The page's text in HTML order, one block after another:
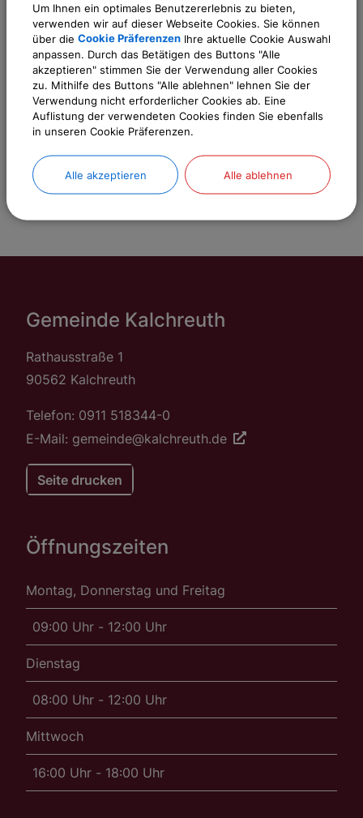
GüntherFink
Tel.: 0911 518344-22
E-Mail:guenther.fink@kalchreuth.de
Sachgebiete
Gemeinde Kalchreuth
Gemeinde Kalchreuth
Rathausstraße 1
90562 Kalchreuth
Telefon: 0911 518344-0
E-Mail: gemeinde@kalchreuth.de
Seite drucken
Öffnungszeiten
Montag, Donnerstag und Freitag
09:00 Uhr - 12:00 Uhr
Dienstag
08:00 Uhr - 12:00 Uhr
Mittwoch
16:00 Uhr - 18:00 Uhr
Um Ihnen ein optimales Benutzererlebnis zu bieten,
verwenden wir auf dieser Webseite Cookies. Sie können
über die Cookie Präferenzen Ihre aktuelle Cookie Auswahl
anpassen. Durch das Betätigen des Buttons "Alle
akzeptieren" stimmen Sie der Verwendung aller Cookies
zu. Mithilfe des Buttons "Alle ablehnen" lehnen Sie der
Verwendung nicht erforderlicher Cookies ab. Eine
Auflistung der verwendeten Cookies finden Sie ebenfalls
in unseren Cookie Präferenzen.
Alle akzeptieren Alle ablehnen